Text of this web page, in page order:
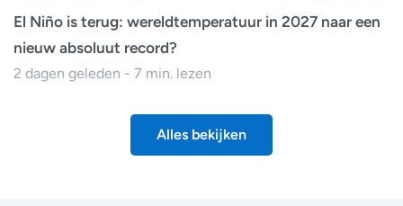
El Niño is terug: wereldtemperatuur in 2027 naar een
nieuw absoluut record?
2 dagen geleden - 7 min. lezen
Alles bekijken